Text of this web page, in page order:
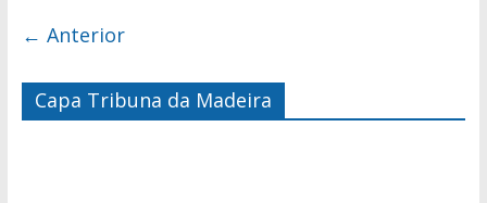
← Anterior
Capa Tribuna da Madeira